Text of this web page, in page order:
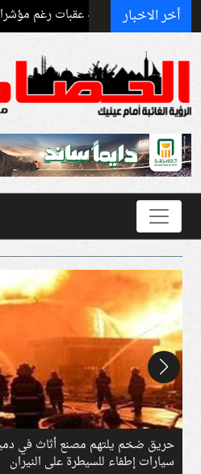
أخر الاخبار
تواجه عقبات رغم مؤشرات إيجابية
سيارات إطفاء للسيطرة على النيران